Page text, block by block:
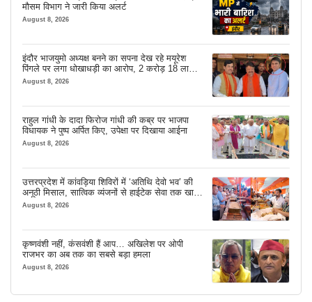
मौसम विभाग ने जारी किया अलर्ट
August 8, 2026
इंदौर भाजयुमो अध्यक्ष बनने का सपना देख रहे मयूरेश
पिंगले पर लगा धोखाधड़ी का आरोप, 2 करोड़ 18 लाख
लेने के बाद भी नहीं दिया जमीन का कब्जा
August 8, 2026
राहुल गांधी के दादा फिरोज गांधी की कब्र पर भाजपा
विधायक ने पुष्प अर्पित किए, उपेक्षा पर दिखाया आईना
August 8, 2026
उत्तरप्रदेश में कांवड़िया शिविरों में ‘अतिथि देवो भव’ की
अनूठी मिसाल, सात्विक व्यंजनों से हाईटेक सेवा तक खास
इंतजाम
August 8, 2026
कृष्णवंशी नहीं, कंसवंशी हैं आप… अखिलेश पर ओपी
राजभर का अब तक का सबसे बड़ा हमला
August 8, 2026